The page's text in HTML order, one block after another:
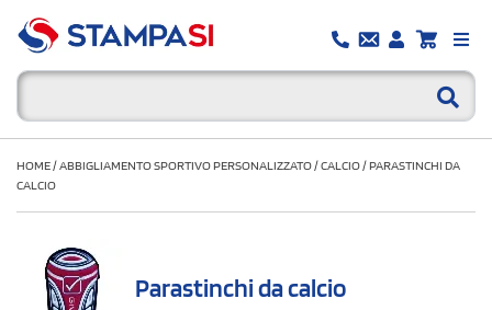
HOME/ABBIGLIAMENTO SPORTIVO PERSONALIZZATO/CALCIO/PARASTINCHI DA
CALCIO
Parastinchi da calcio